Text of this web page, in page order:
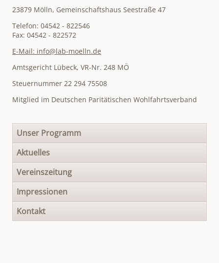
23879 Mölln, Gemeinschaftshaus Seestraße 47
Telefon: 04542 - 822546
Fax: 04542 - 822572
E-Mail: info@lab-moelln.de
Amtsgericht Lübeck, VR-Nr. 248 MÖ
Steuernummer 22 294 75508
Mitglied im Deutschen Paritätischen Wohlfahrtsverband
Navigation
überspringen
Unser Programm
Aktuelles
Vereinszeitung
Impressionen
Kontakt